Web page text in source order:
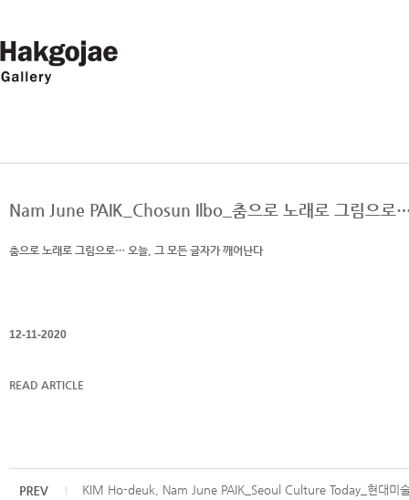
Nam June PAIK_Chosun Ilbo_춤으로 노래로 그림으로
춤으로 노래로 그림으로… 오늘, 그 모든 글자가 깨어난다
12-11-2020
READ ARTICLE
KIM Ho-deuk, Nam June PAIK_Seoul Culture Today_현대미